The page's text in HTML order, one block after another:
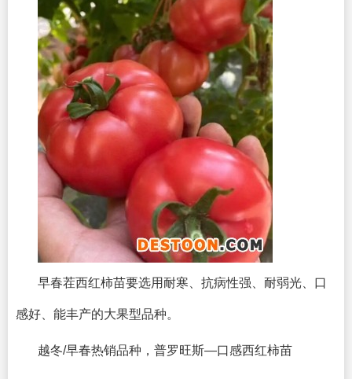
早春茬西红柿苗要选用耐寒、抗病性强、耐弱光、口
感好、能丰产的大果型品种。
越冬/早春热销品种，普罗旺斯—口感西红柿苗